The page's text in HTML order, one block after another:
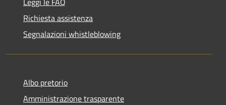
Richiesta assistenza
Segnalazioni whistleblowing
Albo pretorio
Amministrazione trasparente